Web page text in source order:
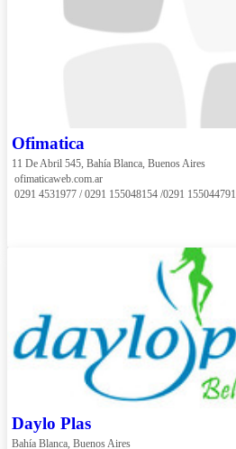
Ofimatica
11 De Abril 545, Bahía Blanca, Buenos Aires
ofimaticaweb.com.ar
0291 4531977 / 0291 155048154 /0291 155044791
Daylo Plas
Bahía Blanca, Buenos Aires